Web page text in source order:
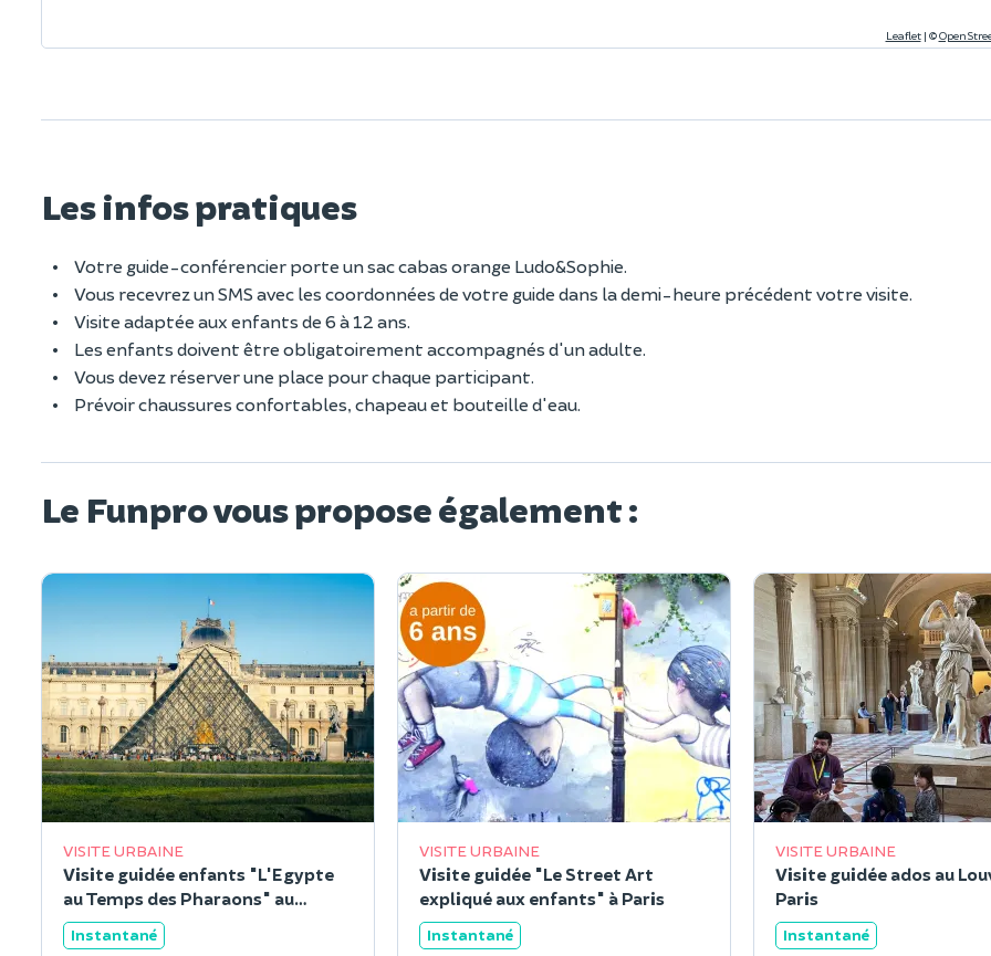
Leaflet | ©
Les infos pratiques
Votre guide-conférencier porte un sac cabas orange Ludo&Sophie.
Vous recevrez un SMS avec les coordonnées de votre guide dans la demi-heure précédent votre visite.
Visite adaptée aux enfants de 6 à 12 ans.
Les enfants doivent être obligatoirement accompagnés d'un adulte.
Vous devez réserver une place pour chaque participant.
Prévoir chaussures confortables, chapeau et bouteille d'eau.
Le Funpro vous propose également :
VISITE URBAINE
Visite guidée enfants "L'Egypte
au Temps des Pharaons" au
Louvre
Instantané
VISITE URBAINE
Visite guidée "Le Street Art
expliqué aux enfants" à Paris
Instantané
VISITE URBAINE
Visite guidée ados au
Paris
Instantané